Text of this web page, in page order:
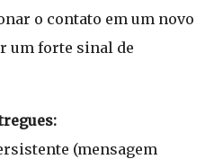
o contato em um novo
um forte sinal de
(mensagem